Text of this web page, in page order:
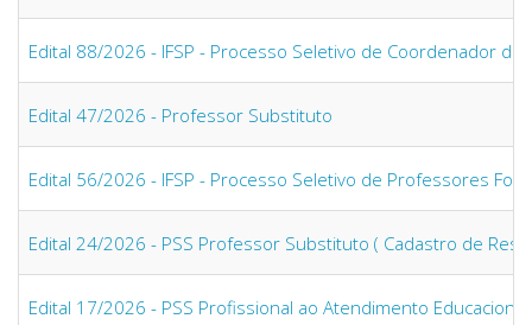
Edital 88/2026 - IFSP - Processo Seletivo de Coordenador de
Edital 47/2026 - Professor Substituto
Edital 56/2026 - IFSP - Processo Seletivo de Professores
Edital 24/2026 - PSS Professor Substituto ( Cadastro de
Edital 17/2026 - PSS Profissional ao Atendimento Educacional